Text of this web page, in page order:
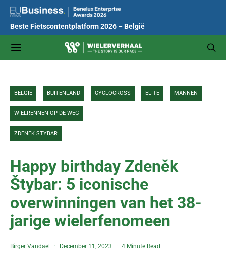
Beste Fietscontentplatform 2026 – België
BELGIË BUITENLAND CYCLOCROSS ELITE MANNEN
WIELRENNEN OP DE WEG
ZDENEK STYBAR
Happy birthday Zdeněk
Štybar: 5 iconische
overwinningen van het 38-
jarige wielerfenomeen
Birger Vandael December 11, 2023 4 Minute Read